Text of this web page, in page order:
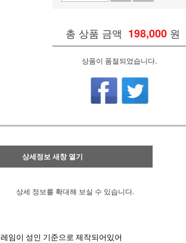
총 상품 금액 198,000 원
상품이 품절되었습니다.
상세정보 새창 열기
상세 정보를 확대해 보실 수 있습니다.
임이 성인 기준으로 제작되어있어